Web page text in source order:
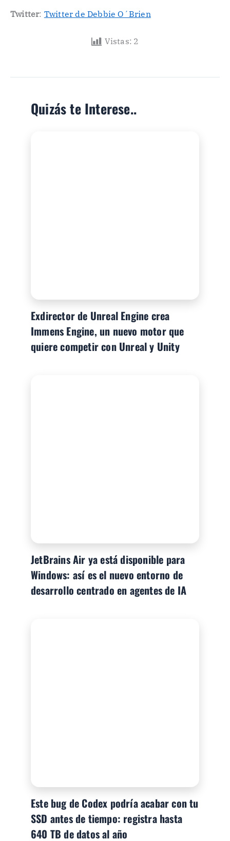
Twitter: Twitter de Debbie O´Brien
Vistas: 2
Quizás te Interese..
Exdirector de Unreal Engine crea
Immens Engine, un nuevo motor que
quiere competir con Unreal y Unity
JetBrains Air ya está disponible para
Windows: así es el nuevo entorno de
desarrollo centrado en agentes de IA
Este bug de Codex podría acabar con tu
SSD antes de tiempo: registra hasta
640 TB de datos al año